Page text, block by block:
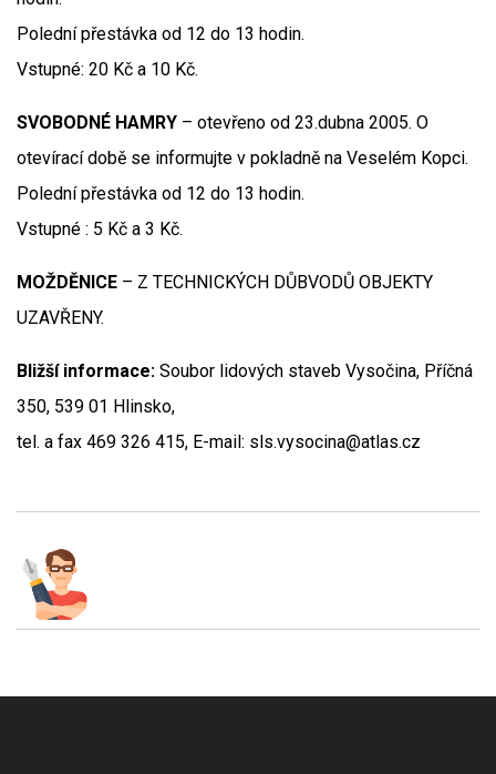
Polední přestávka od 12 do 13 hodin.
Vstupné: 20 Kč a 10 Kč.
SVOBODNÉ HAMRY – otevřeno od 23.dubna 2005. O
otevírací době se informujte v pokladně na Veselém Kopci.
Polední přestávka od 12 do 13 hodin.
Vstupné : 5 Kč a 3 Kč.
MOŽDĚNICE – Z TECHNICKÝCH DŮBVODŮ OBJEKTY
UZAVŘENY.
Bližší informace: Soubor lidových staveb Vysočina, Příčná
350, 539 01 Hlinsko,
tel. a fax 469 326 415, E-mail: sls.vysocina@atlas.cz